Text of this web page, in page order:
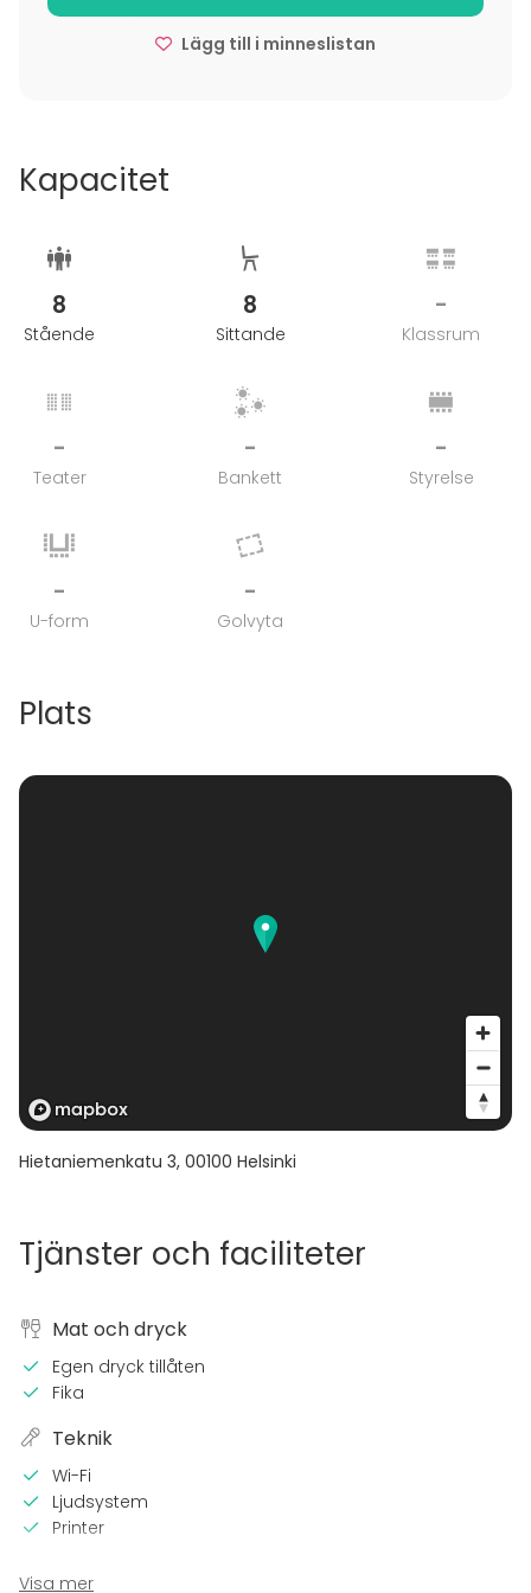
sopivat erinomaisesti henkilöstön työhyvinvoinnin
parantamiseksi. Tervetuloa nauttimaan ja
Lägg till i minneslistan
Kapacitet
8
Stående
8
Sittande
-
Klassrum
-
Teater
-
Bankett
-
Styrelse
-
U-form
-
Golvyta
Plats
Hietaniemenkatu 3, 00100 Helsinki
Tjänster och faciliteter
Mat och dryck
Egen dryck tillåten
Fika
Teknik
Wi-Fi
Ljudsystem
Printer
Utrustning
Visa mer